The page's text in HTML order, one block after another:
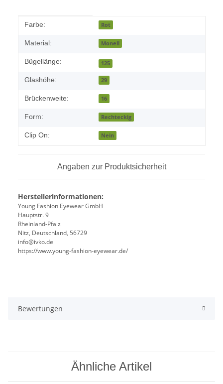
Produkteigenschaft
Wert
Farbe: Rot
Material: Monell
Bügellänge: 125
Glashöhe: 29
Brückenweite: 16
Form: Rechteckig
Clip On: Nein
Angaben zur Produktsicherheit
Herstellerinformationen:
Young Fashion Eyewear GmbH
Hauptstr. 9
Rheinland-Pfalz
Nitz, Deutschland, 56729
info@ivko.de
https://www.young-fashion-eyewear.de/
Bewertungen
Ähnliche Artikel